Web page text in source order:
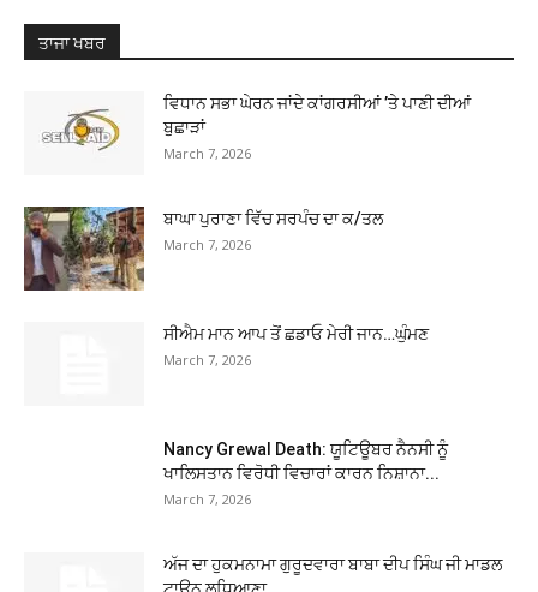
ਤਾਜਾ ਖਬਰ
ਵਿਧਾਨ ਸਭਾ ਘੇਰਨ ਜਾਂਦੇ ਕਾਂਗਰਸੀਆਂ ’ਤੇ ਪਾਣੀ ਦੀਆਂ
ਬੁਛਾੜਾਂ
March 7, 2026
ਬਾਘਾ ਪੁਰਾਣਾ ਵਿੱਚ ਸਰਪੰਚ ਦਾ ਕ/ਤਲ
March 7, 2026
ਸੀਐਮ ਮਾਨ ਆਪ ਤੋਂ ਛਡਾਓ ਮੇਰੀ ਜਾਨ…ਘੁੰਮਣ
March 7, 2026
Nancy Grewal Death: ਯੂਟਿਊਬਰ ਨੈਨਸੀ ਨੂੰ
ਖਾਲਿਸਤਾਨ ਵਿਰੋਧੀ ਵਿਚਾਰਾਂ ਕਾਰਨ ਨਿਸ਼ਾਨਾ...
March 7, 2026
ਅੱਜ ਦਾ ਹੁਕਮਨਾਮਾ ਗੁਰੂਦਵਾਰਾ ਬਾਬਾ ਦੀਪ ਸਿੰਘ ਜੀ ਮਾਡਲ